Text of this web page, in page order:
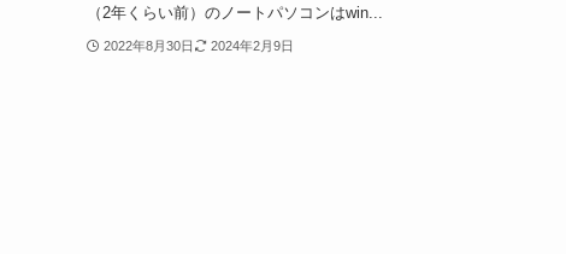
（2年くらい前）のノートパソコンはwin...
2022年8月30日 2024年2月9日